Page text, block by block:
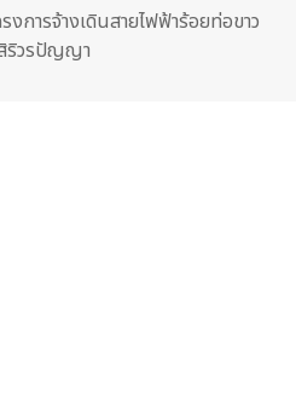
งการจ้างเดินสายไฟฟ้าร้อยท่อขาว
ริวรปัญญา